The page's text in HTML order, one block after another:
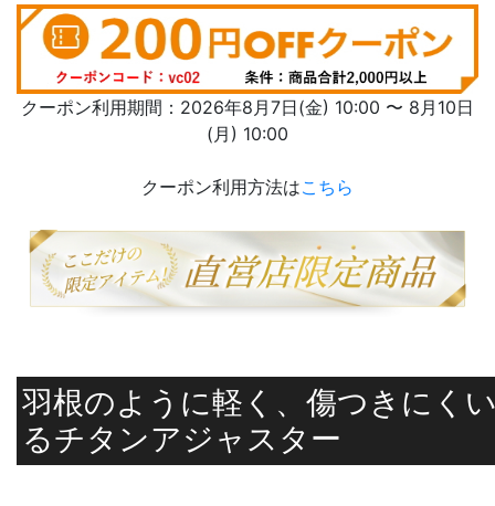
クーポン利用期間：2026年8月7日(金) 10:00 〜 8月10日
(月) 10:00
クーポン利用方法はこちら
羽根のように軽く、傷つきにく
るチタンアジャスター